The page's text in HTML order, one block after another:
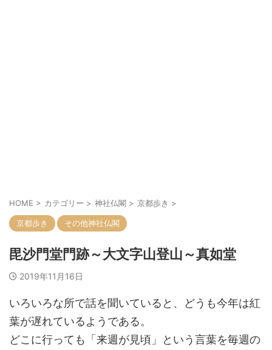
HOME > カテゴリー > 神社仏閣 > 京都歩き >
京都歩き その他神社仏閣
毘沙門堂門跡～大文字山登山～真如堂
2019年11月16日
いろいろな所で話を聞いていると、どうも今年は紅
葉が遅れているようである。
どこに行っても「来週が見頃」という言葉を毎週の